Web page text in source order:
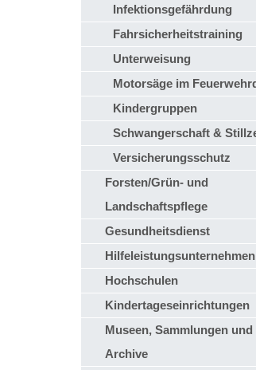
Infektionsgefährdung
Fahrsicherheitstraining
Unterweisung
Motorsäge im
Kindergruppen
Schwangerschaft &
Versicherungsschutz
Forsten/Grün- und
Landschaftspflege
Gesundheitsdienst
Hilfeleistungsunternehmen
Hochschulen
Kindertageseinrichtungen
Museen, Sammlungen und
Archive